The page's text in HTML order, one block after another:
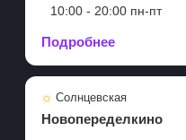
10:00 - 20:00 пн-пт
Подробнее
Солнцевская
Новопеределкино